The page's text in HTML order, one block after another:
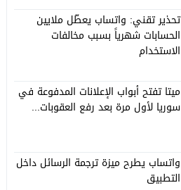
تحذير تقني: واتساب يعطّل ملايين
الحسابات شهرياً بسبب مخالفات
الاستخدام
ميتا تفتح أبواب الإعلانات المدفوعة في
سوريا لأول مرة بعد رفع العقوبات...
واتساب يطرح ميزة ترجمة الرسائل داخل
التطبيق